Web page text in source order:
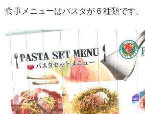
食事メニューはパスタが６種類です。